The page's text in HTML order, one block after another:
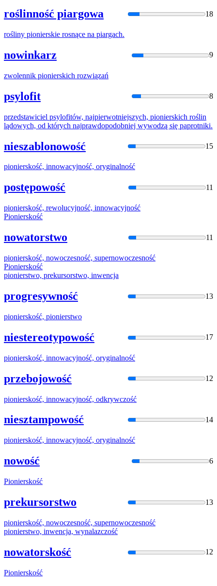
roślinność piargowa 18
rośliny pionierskie rosnące na piargach.
nowinkarz 9
zwolennik pionierskich rozwiązań
psylofit 8
przedstawiciel psylofitów, najpierwotniejszych, pionierskich roślin
lądowych, od których najprawdopodobniej wywodzą się paprotniki.
nieszablonowość 15
pionierskość, innowacyjność, oryginalność
postępowość 11
pionierskość, rewolucyjność, innowacyjność
Pionierskość
nowatorstwo 11
pionierskość, nowoczesność, supernowoczesność
Pionierskość
pionierstwo, prekursorstwo, inwencja
progresywność 13
pionierskość, pionierstwo
niestereotypowość 17
pionierskość, innowacyjność, oryginalność
przebojowość 12
pionierskość, innowacyjność, odkrywczość
niesztampowość 14
pionierskość, innowacyjność, oryginalność
nowość 6
Pionierskość
prekursorstwo 13
pionierskość, nowoczesność, supernowoczesność
pionierstwo, inwencja, wynalazczość
nowatorskość 12
Pionierskość